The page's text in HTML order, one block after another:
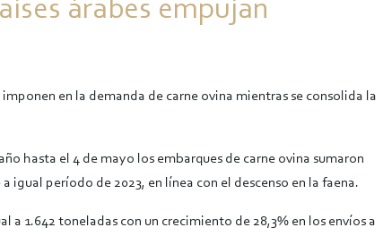
árabes empujan
en la demanda de carne ovina mientras se consolida la
hasta el 4 de mayo los embarques de carne ovina sumaron
igual período de 2023, en línea con el descenso en la faena.
a 1.642 toneladas con un crecimiento de 28,3% en los envíos a